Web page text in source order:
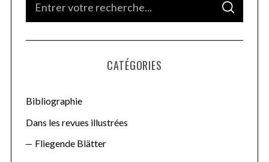
f
o
S
A
C
CATÉGORIES
Bibliographie
Dans les revues illustrées
Fliegende Blätter